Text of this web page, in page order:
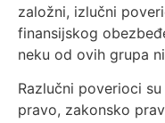
založni, izlučni
finansijskog
neku od ovih grupa
Razlučni poverioci
pravo, zakonsko